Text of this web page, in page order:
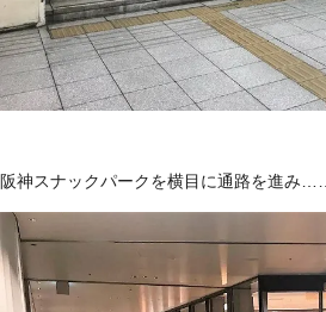
阪神スナックパークを横目に通路を進み……